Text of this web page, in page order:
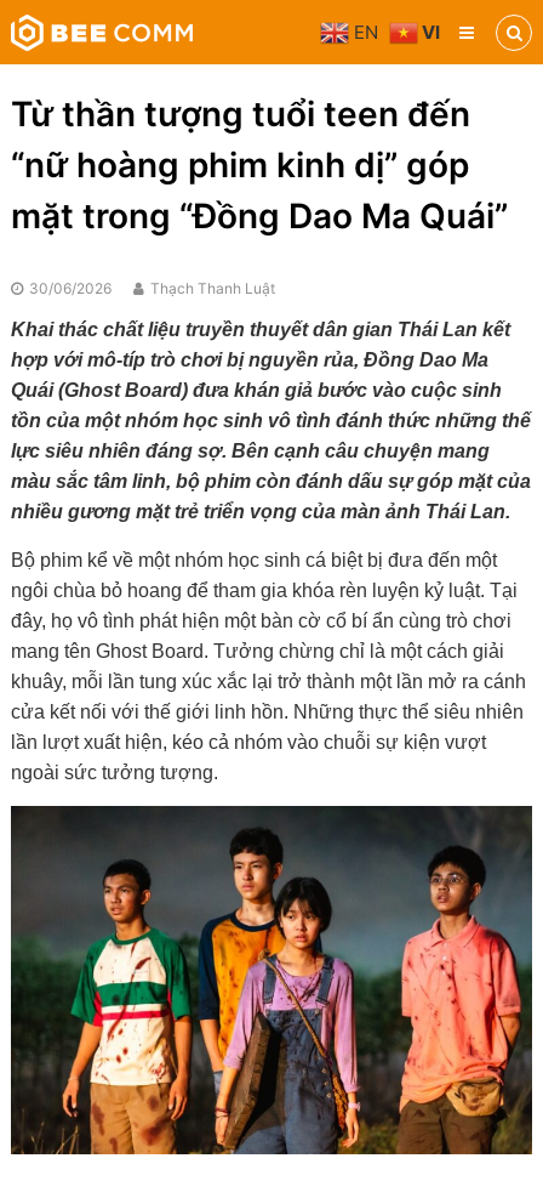
Skip
to
content
Bee
Comm
Truyền
thông
phương
tiện
Từ thần tượng tuổi teen đến
“nữ hoàng phim kinh dị” góp
mặt trong “Đồng Dao Ma Quái”
30/06/2026 Thạch Thanh Luật
Khai thác chất liệu truyền thuyết dân gian Thái Lan kết
hợp với mô-típ trò chơi bị nguyền rủa, Đồng Dao Ma
Quái (Ghost Board) đưa khán giả bước vào cuộc sinh
tồn của một nhóm học sinh vô tình đánh thức những thế
lực siêu nhiên đáng sợ. Bên cạnh câu chuyện mang
màu sắc tâm linh, bộ phim còn đánh dấu sự góp mặt của
nhiều gương mặt trẻ triển vọng của màn ảnh Thái Lan.
Bộ phim kể về một nhóm học sinh cá biệt bị đưa đến một
ngôi chùa bỏ hoang để tham gia khóa rèn luyện kỷ luật. Tại
đây, họ vô tình phát hiện một bàn cờ cổ bí ẩn cùng trò chơi
mang tên Ghost Board. Tưởng chừng chỉ là một cách giải
khuây, mỗi lần tung xúc xắc lại trở thành một lần mở ra cánh
cửa kết nối với thế giới linh hồn. Những thực thể siêu nhiên
lần lượt xuất hiện, kéo cả nhóm vào chuỗi sự kiện vượt
ngoài sức tưởng tượng.
EN VI